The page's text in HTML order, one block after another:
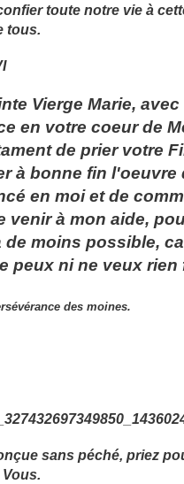
toute notre vie à
tous.
Vierge Marie,
en votre coeur de
de prier votre
à bonne fin l'oeuvre
en moi et de
venir à mon aide,
de moins possible,
peux ni ne veux rien
des moines.
sans péché, priez